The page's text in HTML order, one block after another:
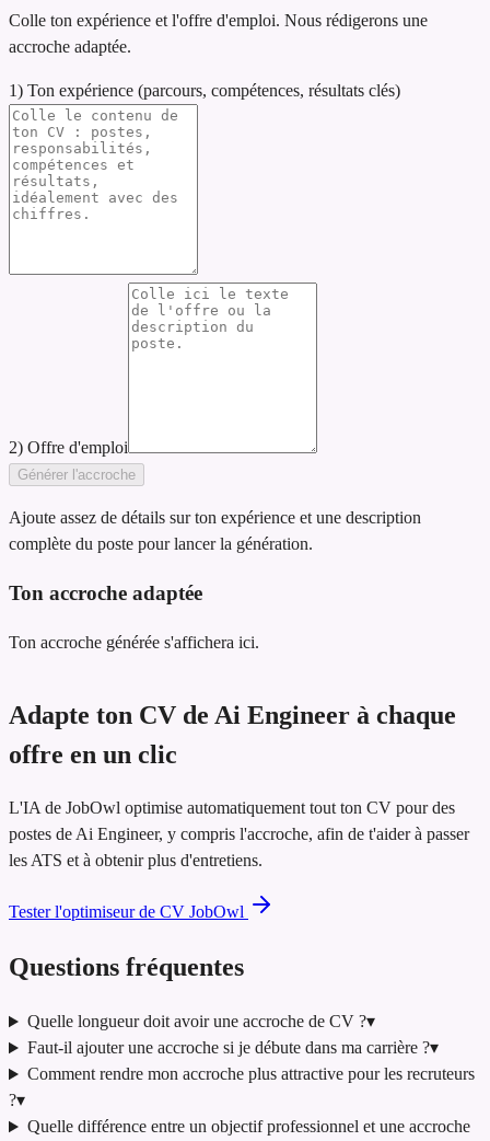
Colle ton expérience et l'offre d'emploi. Nous rédigerons une
accroche adaptée.
1) Ton expérience (parcours, compétences, résultats clés)
2) Offre d'emploi
Générer l'accroche
Ajoute assez de détails sur ton expérience et une description
complète du poste pour lancer la génération.
Ton accroche adaptée
Ton accroche générée s'affichera ici.
Adapte ton CV de Ai Engineer à chaque
offre en un clic
L'IA de JobOwl optimise automatiquement tout ton CV pour des
postes de Ai Engineer, y compris l'accroche, afin de t'aider à passer
les ATS et à obtenir plus d'entretiens.
Tester l'optimiseur de CV JobOwl
Questions fréquentes
Quelle longueur doit avoir une accroche de CV ?▾
Faut-il ajouter une accroche si je débute dans ma carrière ?▾
Comment rendre mon accroche plus attractive pour les recruteurs
?▾
Quelle différence entre un objectif professionnel et une accroche